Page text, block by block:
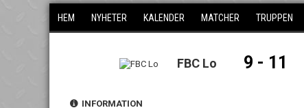
HEM NYHETER KALENDER MATCHER TRUPPEN
FBC Lo 9 - 11
INFORMATION